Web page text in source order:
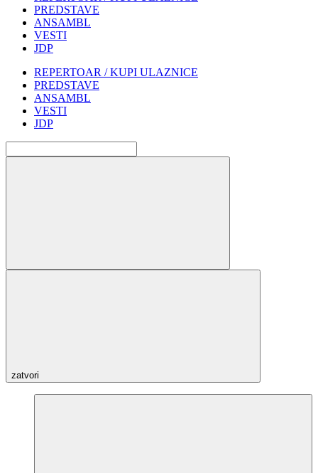
PREDSTAVE
ANSAMBL
VESTI
JDP
REPERTOAR / KUPI ULAZNICE
PREDSTAVE
ANSAMBL
VESTI
JDP
zatvori